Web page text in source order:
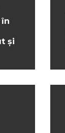
și